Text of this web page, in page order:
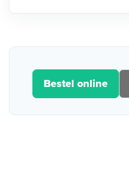
Bestel online